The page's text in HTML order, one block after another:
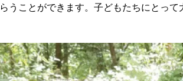
うことができます。子どもたちにとって